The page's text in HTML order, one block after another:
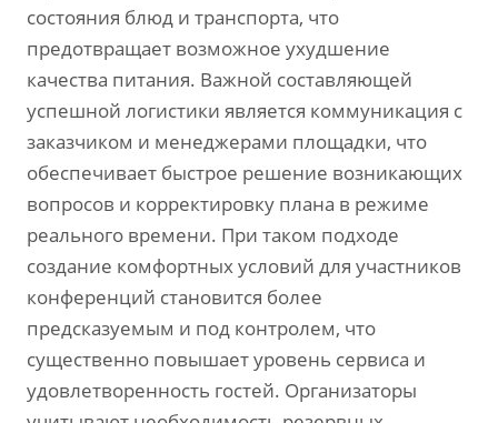
состояния блюд и транспорта, что
предотвращает возможное ухудшение
качества питания. Важной составляющей
успешной логистики является коммуникация с
заказчиком и менеджерами площадки, что
обеспечивает быстрое решение возникающих
вопросов и корректировку плана в режиме
реального времени. При таком подходе
создание комфортных условий для участников
конференций становится более
предсказуемым и под контролем, что
существенно повышает уровень сервиса и
удовлетворенность гостей. Организаторы